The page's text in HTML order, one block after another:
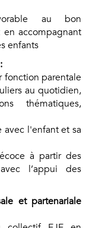
au bon
accompagnant
enfants
fonction parentale
au quotidien,
thématiques,
avec l'enfant et sa
à partir des
l’appui des
et partenariale